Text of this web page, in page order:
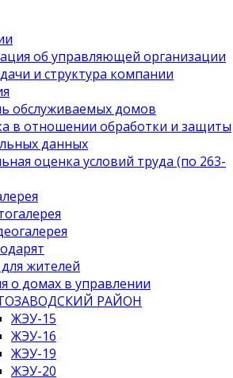
об управляющей организации
и структура компании
обслуживаемых домов
в отношении обработки и защиты
данных
оценка условий труда (по 263-
жителей
о домах в управлении
РАЙОН
ЖЭУ-15
ЖЭУ-16
ЖЭУ-19
ЖЭУ-20